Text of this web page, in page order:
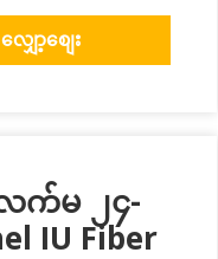
လျှော့စျေး
က်မ ၂၄-
IU Fiber